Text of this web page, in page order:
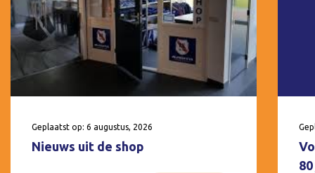
Geplaatst op: 6 augustus, 2026
Nieuws uit de shop